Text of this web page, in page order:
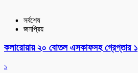
সর্বশেষ
জনপ্রিয়
কলারোয়ায় ২০ বোতল এসকাফসহ গ্রেপ্তার ১
১